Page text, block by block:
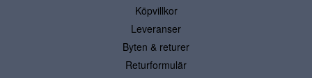
Köpvillkor
Leveranser
Byten & returer
Returformulär